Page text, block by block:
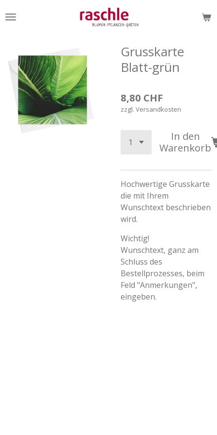
Hauptinhalt
Grusskarte
Blatt-grün
8,80 CHF
zzgl. Versandkosten
In den
Warenkorb
Hochwertige Grusskarte
die mit Ihrem
Wunschtext beschrieben
wird.
Wichtig!
Wunschtext, ganz am
Schluss des
Bestellprozesses, beim
Feld "Anmerkungen",
eingeben.